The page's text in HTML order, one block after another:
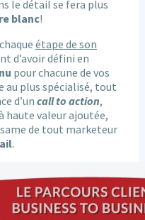
le détail se fera plus
blanc!
étape de son
d’avoir défini en
pour chacune de vos
au plus spécialisé, tout
d’un call to action,
haute valeur ajoutée,
de tout marketeur
.